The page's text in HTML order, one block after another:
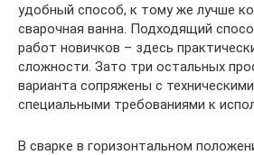
удобный способ, к тому же лучше
сварочная ванна. Подходящий
работ новичков – здесь
сложности. Зато три остальных
варианта сопряжены с
специальными требованиями к
В сварке в горизонтальном